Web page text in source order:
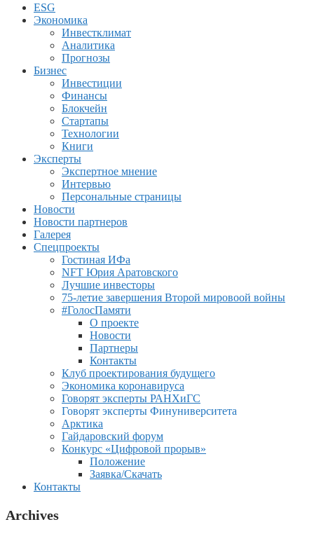
ESG
Экономика
Инвестклимат
Аналитика
Прогнозы
Бизнес
Инвестиции
Финансы
Блокчейн
Стартапы
Технологии
Книги
Эксперты
Экспертное мнение
Интервью
Персональные страницы
Новости
Новости партнеров
Галерея
Спецпроекты
Гостиная ИФа
NFT Юрия Аратовского
Лучшие инвесторы
75-летие завершения Второй мировоой войны
#ГолосПамяти
О проекте
Новости
Партнеры
Контакты
Клуб проектирования будущего
Экономика коронавируса
Говорят эксперты РАНХиГС
Говорят эксперты Финуниверситета
Арктика
Гайдаровский форум
Конкурс «Цифровой прорыв»
Положение
Заявка/Скачать
Контакты
Archives